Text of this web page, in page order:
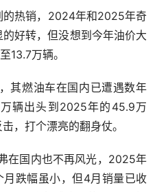
的热销，2024年和2025年奇
好转，但没想到今年油价大
13.7万辆。
其燃油车在国内已遭遇数年
辆出头到2025年的45.9万
，打个漂亮的翻身仗。
在国内也不再风光，2025年
跌幅虽小，但4月销量已收